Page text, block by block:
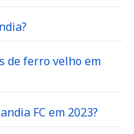
de ferro velho em
FC em 2023?